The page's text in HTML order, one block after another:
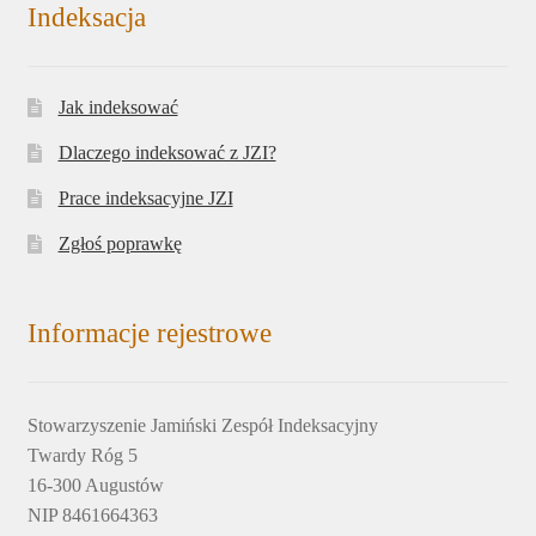
Indeksacja
Jak indeksować
Dlaczego indeksować z JZI?
Prace indeksacyjne JZI
Zgłoś poprawkę
Informacje rejestrowe
Stowarzyszenie Jamiński Zespół Indeksacyjny
Twardy Róg 5
16-300 Augustów
NIP 8461664363